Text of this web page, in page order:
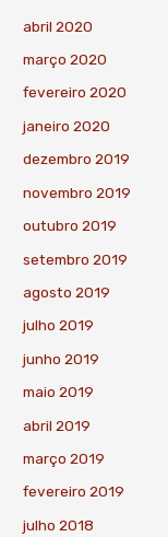
abril 2020
março 2020
fevereiro 2020
janeiro 2020
dezembro 2019
novembro 2019
outubro 2019
setembro 2019
agosto 2019
julho 2019
junho 2019
maio 2019
abril 2019
março 2019
fevereiro 2019
julho 2018